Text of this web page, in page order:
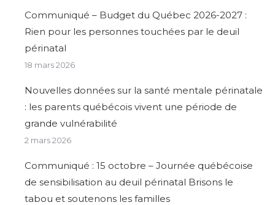
Communiqué – Budget du Québec 2026-2027 :
Rien pour les personnes touchées par le deuil
périnatal
18 mars 2026
Nouvelles données sur la santé mentale périnatale
: les parents québécois vivent une période de
grande vulnérabilité
2 mars 2026
Communiqué : 15 octobre – Journée québécoise
de sensibilisation au deuil périnatal Brisons le
tabou et soutenons les familles